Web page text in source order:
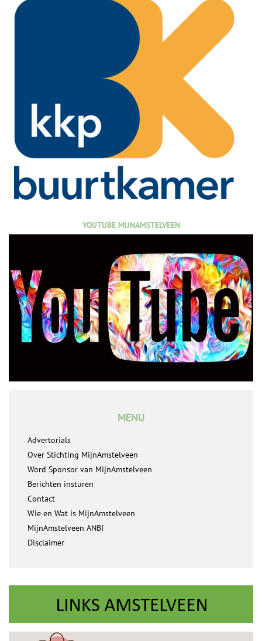
YOUTUBE MIJNAMSTELVEEN
MENU
Advertorials
Over Stichting MijnAmstelveen
Word Sponsor van MijnAmstelveen
Berichten insturen
Contact
Wie en Wat is MijnAmstelveen
MijnAmstelveen ANBI
Disclaimer